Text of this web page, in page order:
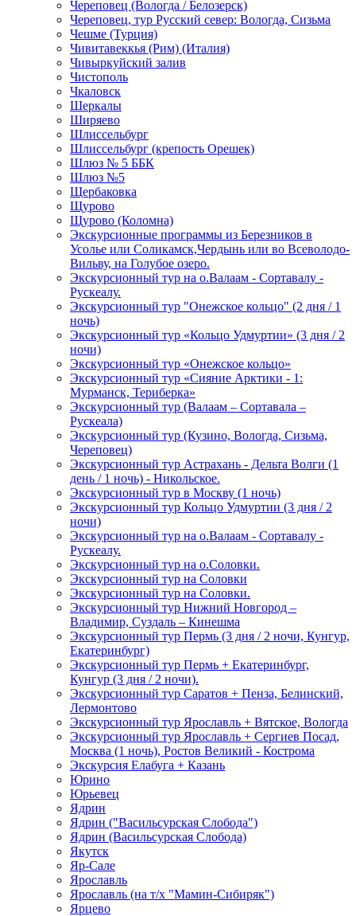
Череповец (Вологда / Белозерск)
Череповец, тур Русский север: Вологда, Сизьма
Чешме (Турция)
Чивитавеккья (Рим) (Италия)
Чивыркуйский залив
Чистополь
Чкаловск
Шеркалы
Ширяево
Шлиссельбург
Шлиссельбург (крепость Орешек)
Шлюз № 5 ББК
Шлюз №5
Щербаковка
Щурово
Щурово (Коломна)
Экскурсионные программы из Березников в
Усолье или Соликамск,Чердынь или во Всеволодо-
Вильву, на Голубое озеро.
Экскурсионный тур на о.Валаам - Сортавалу -
Рускеалу.
Экскурсионный тур "Онежское кольцо" (2 дня / 1
ночь)
Экскурсионный тур «Кольцо Удмуртии» (3 дня / 2
ночи)
Экскурсионный тур «Онежское кольцо»
Экскурсионный тур «Сияние Арктики - 1:
Мурманск, Териберка»
Экскурсионный тур (Валаам – Сортавала –
Рускеала)
Экскурсионный тур (Кузино, Вологда, Сизьма,
Череповец)
Экскурсионный тур Астрахань - Дельта Волги (1
день / 1 ночь) - Никольское.
Экскурсионный тур в Москву (1 ночь)
Экскурсионный тур Кольцо Удмуртии (3 дня / 2
ночи)
Экскурсионный тур на о.Валаам - Сортавалу -
Рускеалу.
Экскурсионный тур на о.Соловки.
Экскурсионный тур на Соловки
Экскурсионный тур на Соловки.
Экскурсионный тур Нижний Новгород –
Владимир, Суздаль – Кинешма
Экскурсионный тур Пермь (3 дня / 2 ночи, Кунгур,
Екатеринбург)
Экскурсионный тур Пермь + Екатеринбург,
Кунгур (3 дня / 2 ночи).
Экскурсионный тур Саратов + Пенза, Белинский,
Лермонтово
Экскурсионный тур Ярославль + Вятское, Вологда
Экскурсионный тур Ярославль + Сергиев Посад,
Москва (1 ночь), Ростов Великий - Кострома
Экскурсия Елабуга + Казань
Юрино
Юрьевец
Ядрин
Ядрин ("Васильсурская Слобода")
Ядрин (Васильсурская Слобода)
Якутск
Яр-Сале
Ярославль
Ярославль (на т/х "Мамин-Сибиряк")
Ярцево